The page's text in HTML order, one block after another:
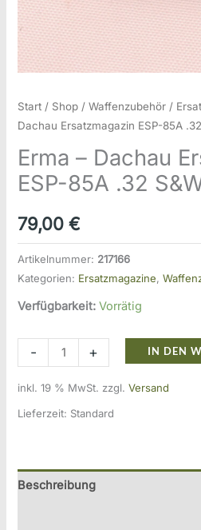
Start / Shop /Waffenzubehör /
Dachau Ersatzmagazin ESP-85A
Erma – Dachau
ESP-85A .32
79,00€
Artikelnummer: 217166
Kategorien: Ersatzmagazine,
Verfügbarkeit: Vorrätig
-
-
Dachau
Ersatzmagazin
.32
+ IN DEN
inkl. 19 % MwSt. zzgl.Versand
Lieferzeit: Standard
Beschreibung